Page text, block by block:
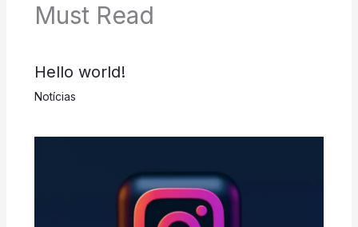
Must Read
Hello world!
Notícias